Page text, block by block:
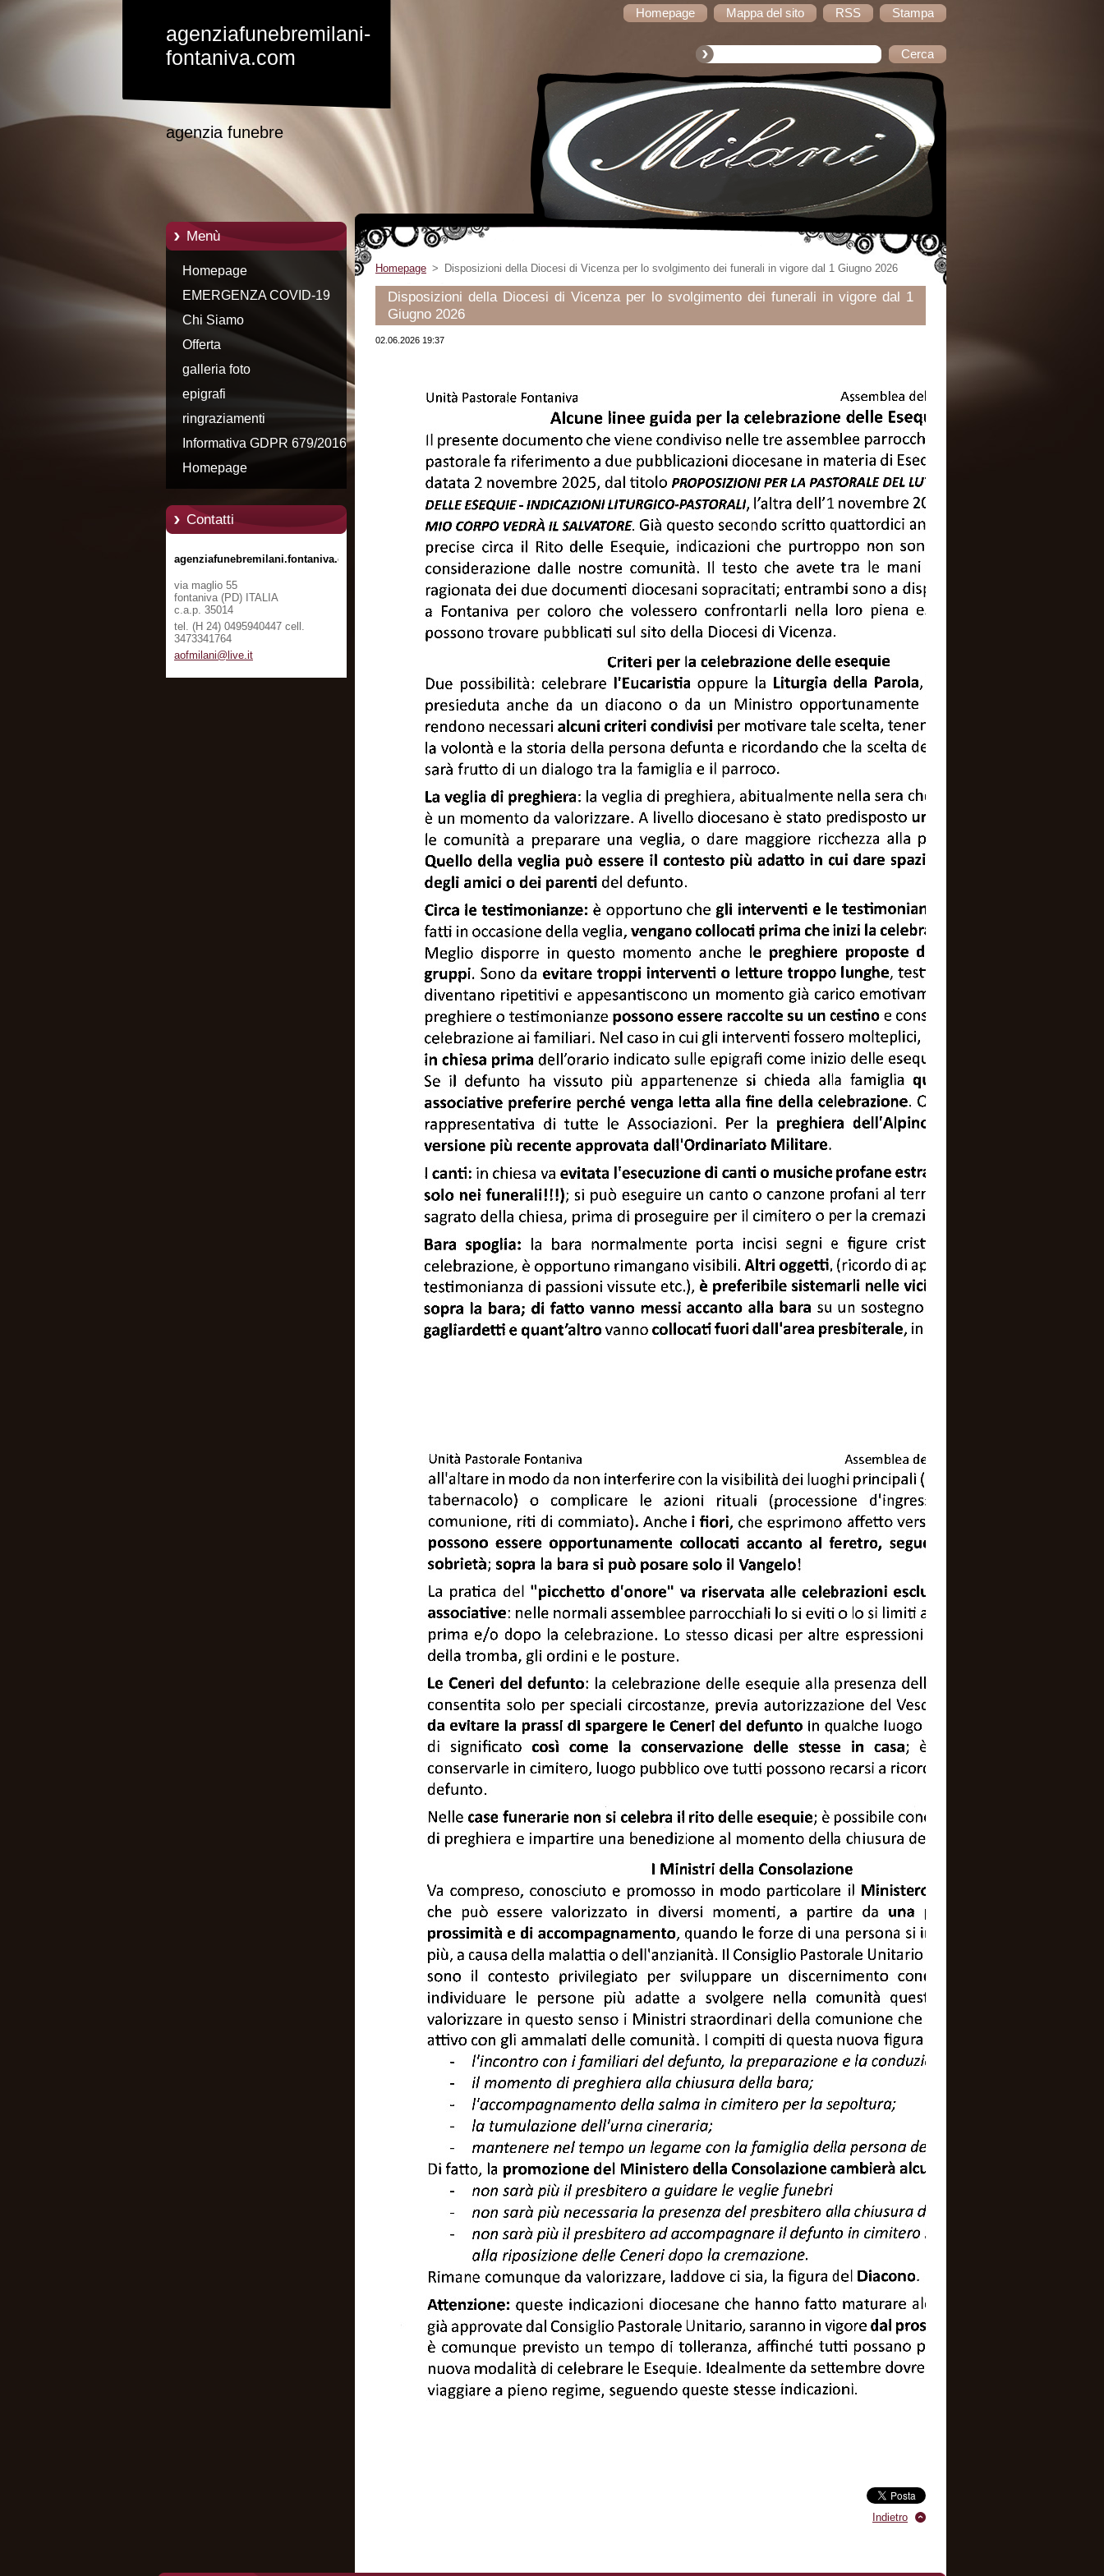
Homepage Mappa del sito RSS Stampa
agenziafunebremilani-
fontaniva.com
agenzia funebre
Menù
Homepage
EMERGENZA COVID-19
Chi Siamo
Offerta
galleria foto
epigrafi
ringraziamenti
Informativa GDPR 679/2016
Homepage
Contatti
agenziafunebremilani.fontaniva.com
via maglio 55
fontaniva (PD) ITALIA
c.a.p. 35014
tel. (H 24) 0495940447 cell.
3473341764
aofmilani@live.it
Homepage > Disposizioni della Diocesi di Vicenza per lo svolgimento dei funerali in vigore dal 1 Giugno 2026
Disposizioni della Diocesi di Vicenza per lo svolgimento dei funerali in vigore dal 1
Giugno 2026
02.06.2026 19:37
Indietro